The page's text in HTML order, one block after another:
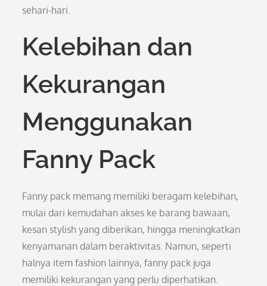
sehari-hari.
Kelebihan dan
Kekurangan
Menggunakan
Fanny Pack
Fanny pack memang memiliki beragam kelebihan,
mulai dari kemudahan akses ke barang bawaan,
kesan stylish yang diberikan, hingga meningkatkan
kenyamanan dalam beraktivitas. Namun, seperti
halnya item fashion lainnya, fanny pack juga
memiliki kekurangan yang perlu diperhatikan.